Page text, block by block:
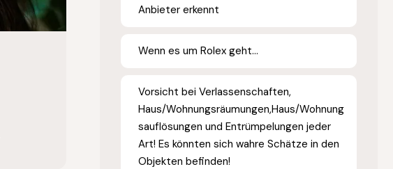
Anbieter erkennt
Wenn es um Rolex geht…
Vorsicht bei Verlassenschaften,
Haus/Wohnungsräumungen,Haus/Wohnung
sauflösungen und Entrümpelungen jeder
Art! Es könnten sich wahre Schätze in den
Objekten befinden!